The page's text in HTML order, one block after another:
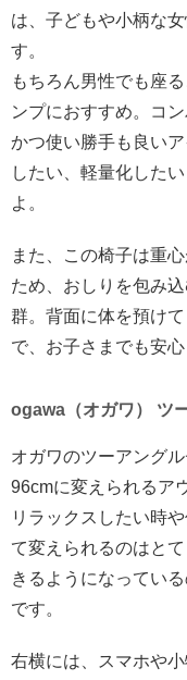
は、子どもや小柄な
す。
もちろん男性でも座
ンプにおすすめ。コ
かつ使い勝手も良い
したい、軽量化した
よ。
また、この椅子は重
ため、おしりを包み
群。背面に体を預け
で、お子さまでも安
ogawa（オガワ） ツ
オガワのツーアング
96cmに変えられるア
リラックスしたい時
て変えられるのはと
きるようになってい
です。
右横には、スマホや